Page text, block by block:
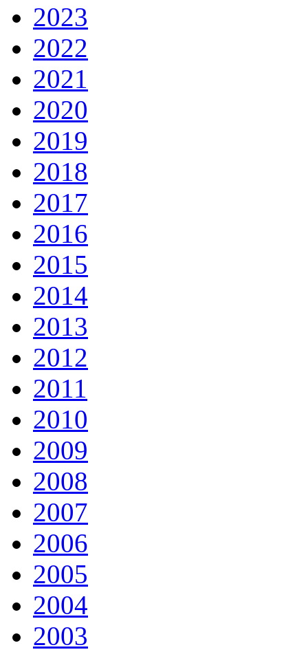
2023
2022
2021
2020
2019
2018
2017
2016
2015
2014
2013
2012
2011
2010
2009
2008
2007
2006
2005
2004
2003